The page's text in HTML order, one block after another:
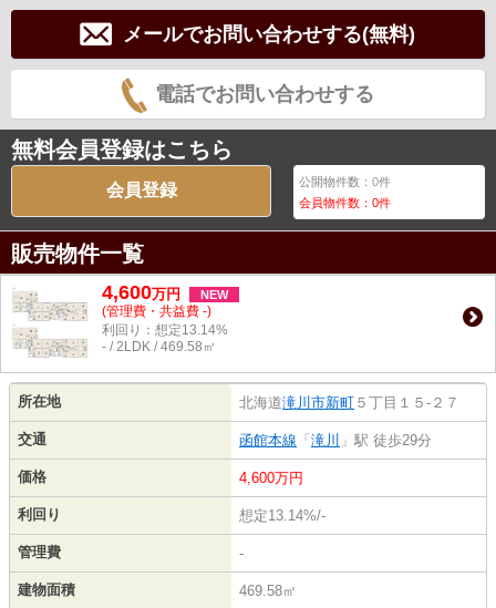
メールでお問い合わせする(無料)
電話でお問い合わせする
無料会員登録はこちら
会員登録 公開物件数：0件
会員物件数：0件
販売物件一覧
4,600万円 NEW
(管理費・共益費 -)
利回り：想定13.14%
- / 2LDK / 469.58㎡
所在地 北海道滝川市新町 ５丁目１５-２７
交通 函館本線 「 滝川 」駅 徒歩29分
価格 4,600万円
利回り 想定13.14%/-
管理費 -
建物面積 469.58㎡